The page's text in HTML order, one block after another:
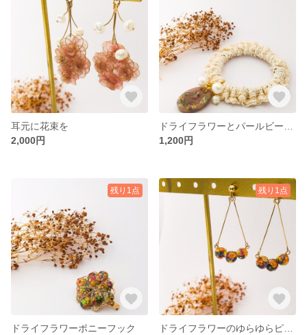
耳元に花束を
2,000円
1,200円
残り1点
ドライフラワーポニーフック
残り1点